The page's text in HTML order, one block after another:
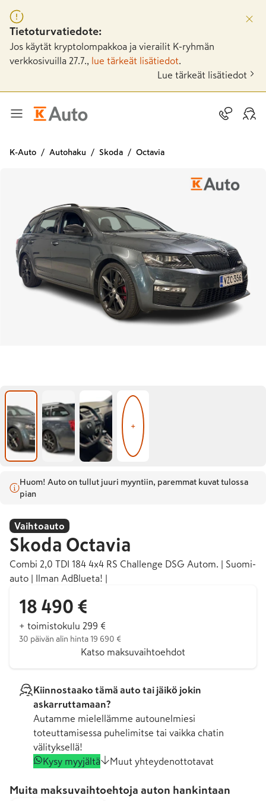
Tietoturvatiedote:
Jos käytät kryptolompakkoa ja vierailit K-ryhmän
verkkosivuilla 27.7.,
lue tärkeät lisätiedot
Lue tärkeät lisätiedot
K-Auto Autohaku Skoda Octavia
+
Huom! Auto on tullut juuri myyntiin, paremmat kuvat tulossa
pian
Vaihtoauto
Skoda Octavia
Combi 2,0 TDI 184 4x4 RS Challenge DSG Autom. | Suomi-
auto | Ilman AdBlueta! |
18 490 €
+ toimistokulu 299 €
30 päivän alin hinta 19 690 €
Katso maksuvaihtoehdot
Kiinnostaako tämä auto tai jäikö jokin
askarruttamaan?
Autamme mielellämme autounelmiesi
toteuttamisessa puhelimitse tai vaikka chatin
välityksellä!
Kysy myyjältä
Muut yhteydenottotavat
Muita maksuvaihtoehtoja auton hankintaan